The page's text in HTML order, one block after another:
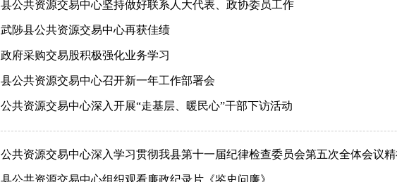
县公共资源交易中心坚持做好联系人大代表、政协委员工作
武陟县公共资源交易中心再获佳绩
政府采购交易股积极强化业务学习
县公共资源交易中心召开新一年工作部署会
公共资源交易中心深入开展“走基层、暖民心”干部下访活动
公共资源交易中心深入学习贯彻我县第十一届纪律检查委员会第五次全体会议精
县公共资源交易中心组织观看廉政纪录片《鉴史问廉》